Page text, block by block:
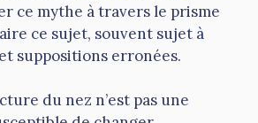
ce mythe à travers le prisme
ce sujet, souvent sujet à
suppositions erronées.
du nez n’est pas une